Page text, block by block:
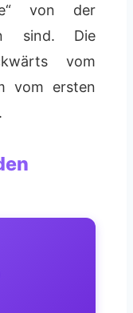
von der
sind. Die
vom
vom ersten